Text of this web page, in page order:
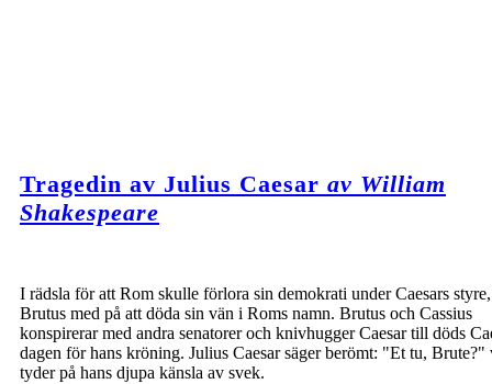
Tragedin av Julius Caesar av William
Shakespeare
I rädsla för att Rom skulle förlora sin demokrati under Caesars
Brutus med på att döda sin vän i Roms namn. Brutus och Cassius
konspirerar med andra senatorer och knivhugger Caesar till döds
dagen för hans kröning. Julius Caesar säger berömt: "Et tu, Brute?"
tyder på hans djupa känsla av svek.